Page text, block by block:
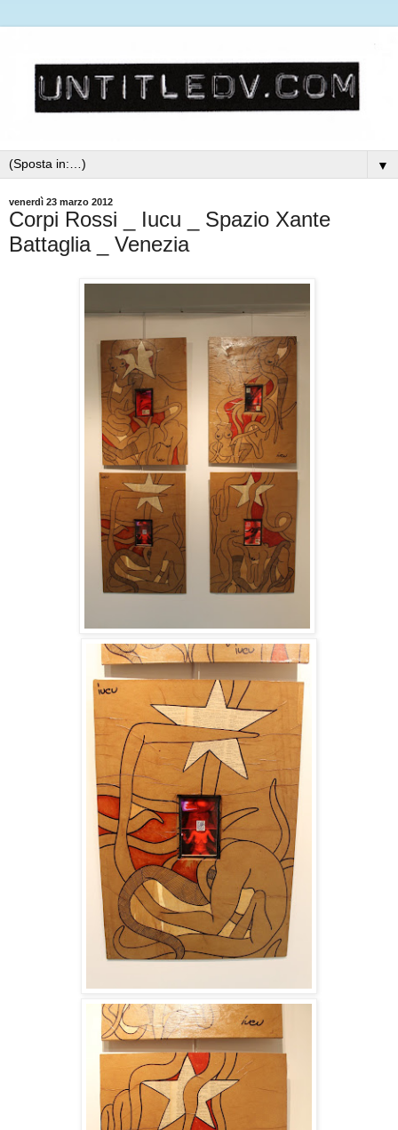
▼
venerdì 23 marzo 2012
Corpi Rossi _ Iucu _ Spazio Xante
Battaglia _ Venezia